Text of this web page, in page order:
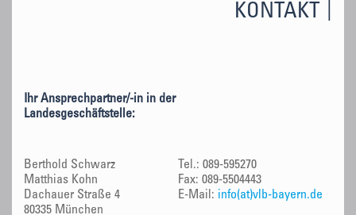
KONTAKT
Ihr Ansprechpartner/-in in der
Landesgeschäftstelle:
Berthold Schwarz
Matthias Kohn
Dachauer Straße 4
80335 München
Tel.: 089-595270
Fax: 089-5504443
E-Mail: info(at)vlb-bayern.de